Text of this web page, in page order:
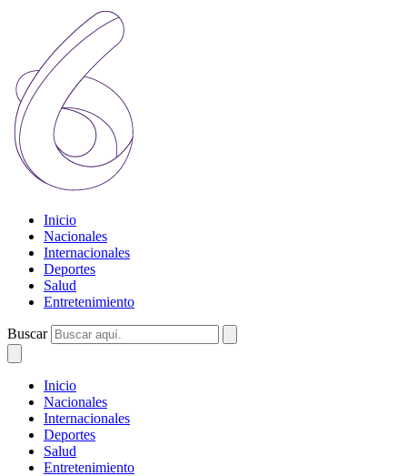
Inicio
Nacionales
Internacionales
Deportes
Salud
Entretenimiento
Buscar
Inicio
Nacionales
Internacionales
Deportes
Salud
Entretenimiento